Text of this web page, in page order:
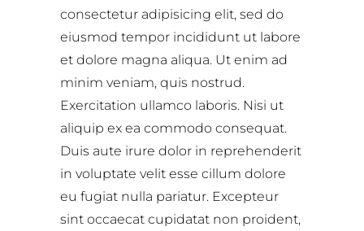
consectetur adipisicing elit, sed do
eiusmod tempor incididunt ut labore
et dolore magna aliqua. Ut enim ad
minim veniam, quis nostrud.
Exercitation ullamco laboris. Nisi ut
aliquip ex ea commodo consequat.
Duis aute irure dolor in reprehenderit
in voluptate velit esse cillum dolore
eu fugiat nulla pariatur. Excepteur
sint occaecat cupidatat non proident,